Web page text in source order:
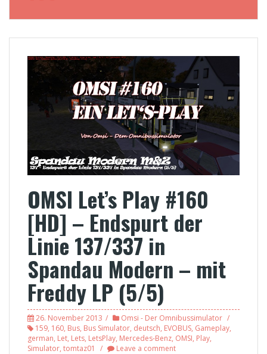
OMSI Let’s Play #160
[HD] – Endspurt der
Linie 137/337 in
Spandau Modern – mit
Freddy LP (5/5)
26. November 2013
Omsi - Der Omnibussimulator
159, 160, Bus, Bus Simulator, deutsch, EVOBUS, Gameplay,
german, Let, Lets, LetsPlay, Mercedes-Benz, OMSI, Play,
Simulator, tomtaz01 Leave a comment